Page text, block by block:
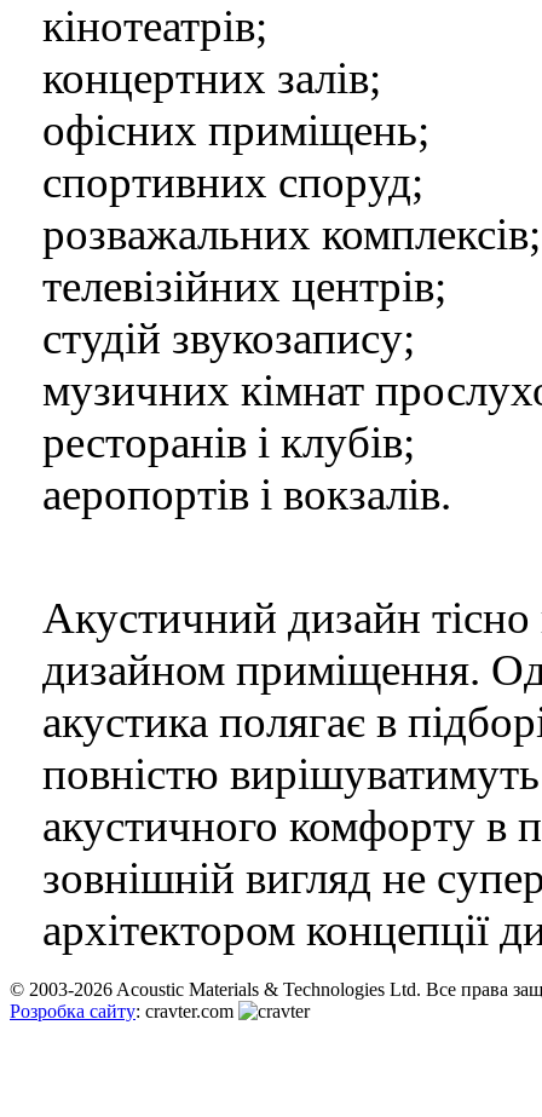
кінотеатрів;
концертних залів;
офісних приміщень;
спортивних споруд;
розважальних комплексів;
телевізійних центрів;
студій звукозапису;
музичних кімнат
ресторанів і клубів;
аеропортів і вокзалів.
Акустичний дизайн
дизайном приміщення.
акустика полягає в
повністю
акустичного комфорту в
зовнішній вигляд не
архітектором концепції
© 2003-2026 Acoustic Materials & Technologies Ltd. Все права
Розробка сайту: cravter.com